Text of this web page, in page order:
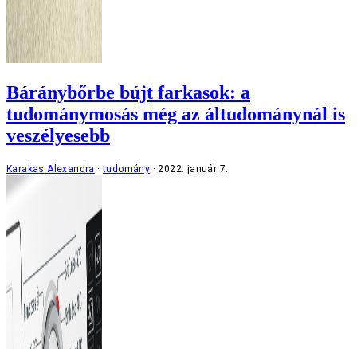
Báránybőrbe bújt farkasok: a
tudománymosás még az áltudománynál is
veszélyesebb
Karakas Alexandra tudomány 2022. január 7.